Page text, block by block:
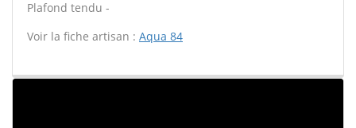
Plafond tendu -
Voir la fiche artisan : Aqua 84